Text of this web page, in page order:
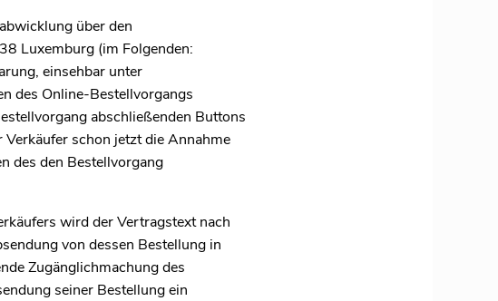
über den
Luxemburg (im Folgenden:
einsehbar unter
des Online-Bestellvorgangs
abschließenden Buttons
schon jetzt die Annahme
des den Bestellvorgang
wird der Vertragstext nach
von dessen Bestellung in
Zugänglichmachung des
seiner Bestellung ein